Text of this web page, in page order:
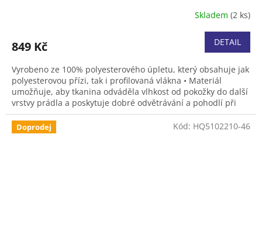
Skladem (2 ks)
849 Kč DETAIL
Vyrobeno ze 100% polyesterového úpletu, který obsahuje jak
polyesterovou přízi, tak i profilovaná vlákna • Materiál
umožňuje, aby tkanina odváděla vlhkost od pokožky do další
vrstvy prádla a poskytuje dobré odvětrávání a pohodlí při
vaší každodenní práci • Lehký materiál, 140g/m2 • Lze sušit v
sušičce při normální teplotě, žehlit • Velikost S - XL.
Doprodej Kód: HQ5102210-46